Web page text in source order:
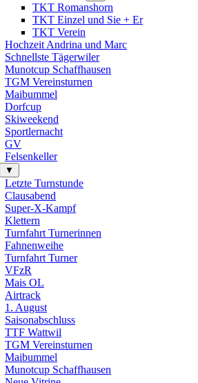
TKT Romanshorn
TKT Einzel und Sie + Er
TKT Verein
Hochzeit Andrina und Marc
Schnellste Tägerwiler
Munotcup Schaffhausen
TGM Vereinsturnen
Maibummel
Dorfcup
Skiweekend
Sportlernacht
GV
Felsenkeller
▼
Letzte Turnstunde
Clausabend
Super-X-Kampf
Klettern
Turnfahrt Turnerinnen
Fahnenweihe
Turnfahrt Turner
VFzR
Mais OL
Airtrack
1. August
Saisonabschluss
TTF Wattwil
TGM Vereinsturnen
Maibummel
Munotcup Schaffhausen